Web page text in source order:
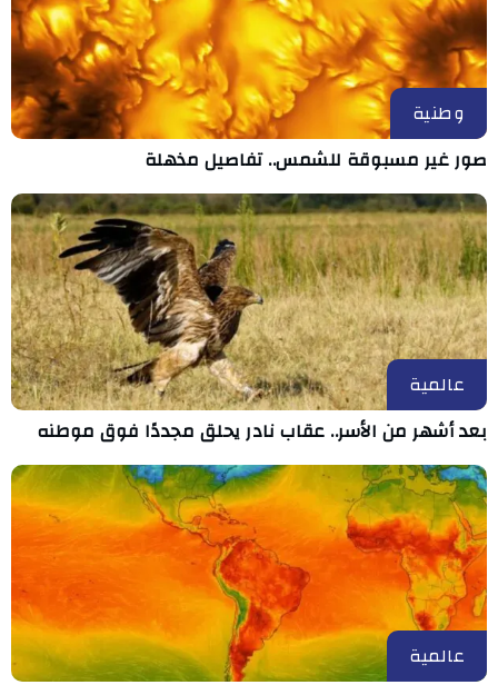
وطنية
صور غير مسبوقة للشمس.. تفاصيل مذهلة
عالمية
بعد أشهر من الأسر.. عقاب نادر يحلق مجددًا فوق موطنه
عالمية